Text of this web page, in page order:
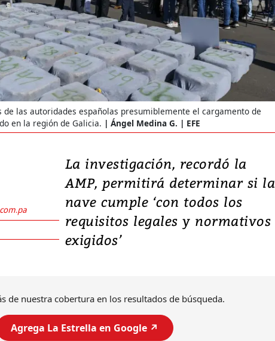
de las autoridades españolas presumiblemente el cargamento de
en la región de Galicia.
Ángel Medina G. | EFE
La investigación, recordó la
AMP, permitirá determinar si la
nave cumple ‘con todos los
requisitos legales y normativos
exigidos’
de nuestra cobertura en los resultados de búsqueda.
Agrega La Estrella en Google ↗️
Un fuerte terremoto de magnitud
7,1 se registró este martes 28 de
julio en la prefectura de Kumamoto,
al sur de Japón, provocando una